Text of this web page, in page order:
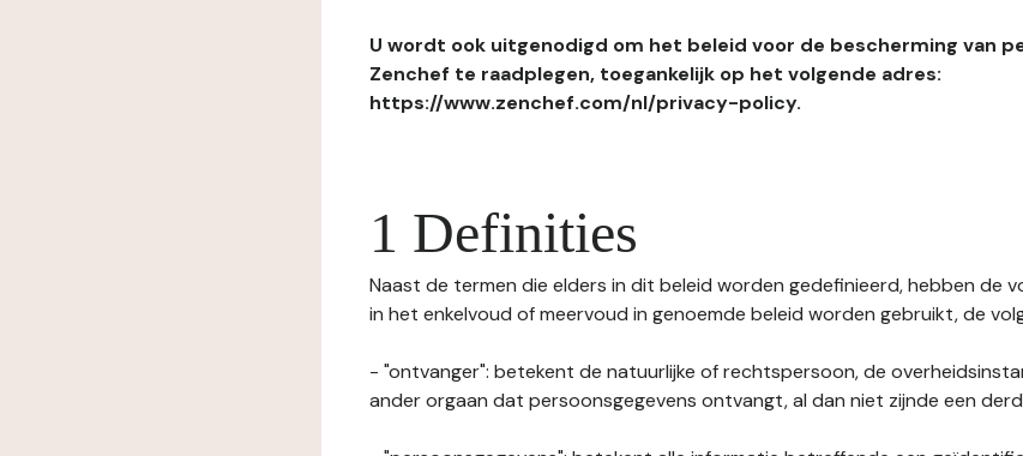
U wordt ook uitgenodigd om het beleid voor de bescherming van
Zenchef te raadplegen, toegankelijk op het volgende adres:
https://www.zenchef.com/nl/privacy-policy.
1 Definities
Naast de termen die elders in dit beleid worden gedefinieerd, hebben de
in het enkelvoud of meervoud in genoemde beleid worden gebruikt, de
- "ontvanger": betekent de natuurlijke of rechtspersoon, de
ander orgaan dat persoonsgegevens ontvangt, al dan niet zijnde een